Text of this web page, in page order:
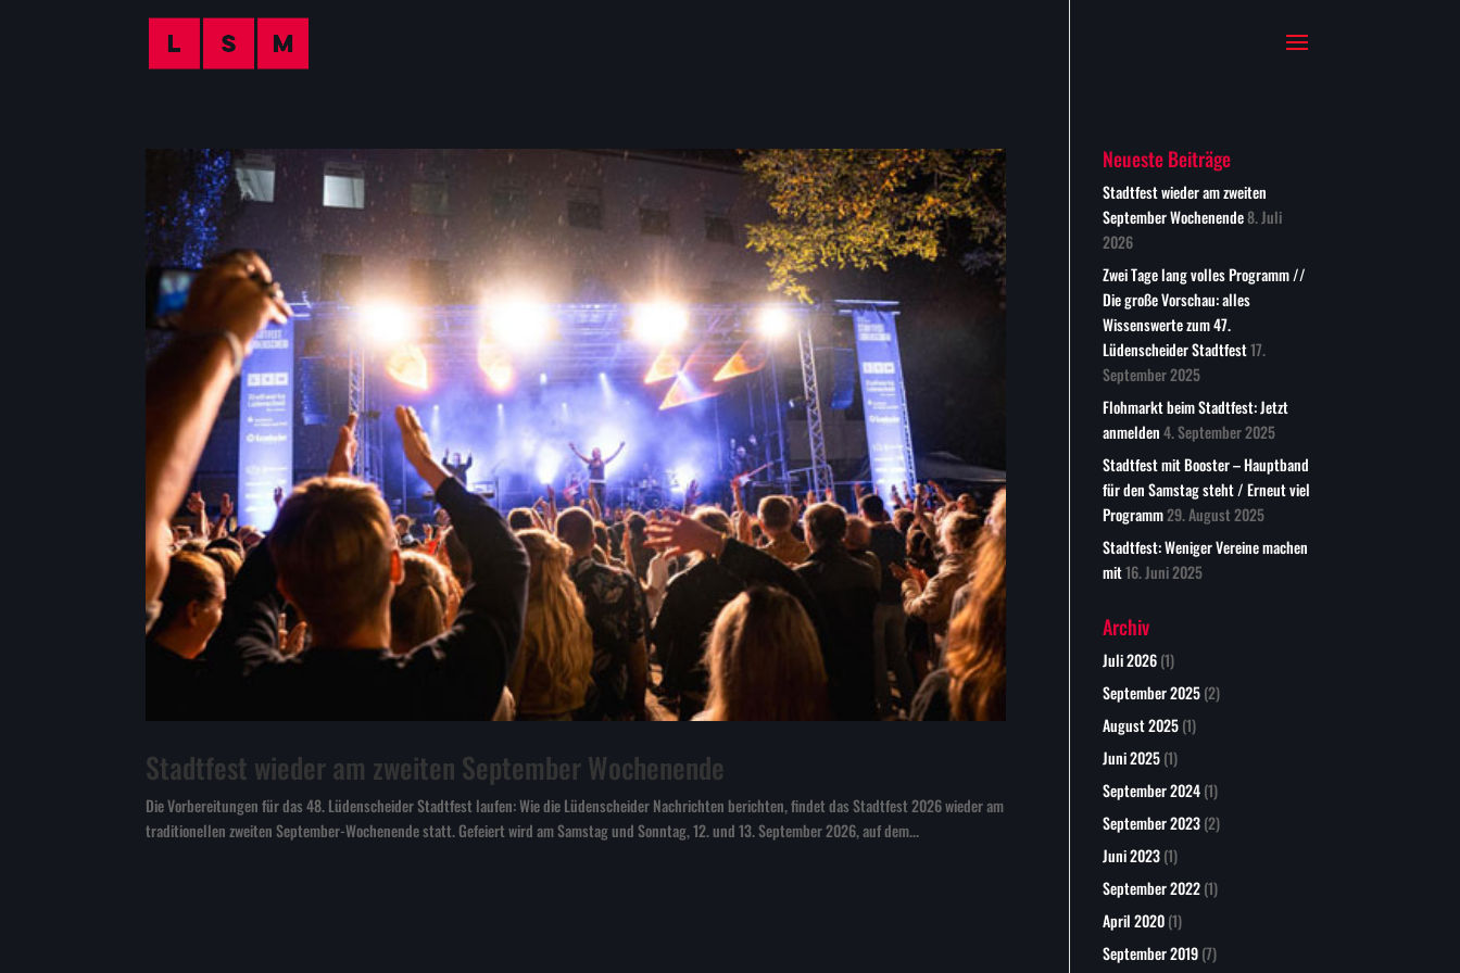
Stadtfest wieder am zweiten September Wochenende
Die Vorbereitungen für das 48. Lüdenscheider Stadtfest laufen: Wie die Lüdenscheider Nachrichten berichten, findet das Stadtfest 2026 wieder am
traditionellen zweiten September-Wochenende statt. Gefeiert wird am Samstag und Sonntag, 12. und 13. September 2026, auf dem...
Neueste Beiträge
Stadtfest wieder am zweiten
September Wochenende8. Juli
2026
Zwei Tage lang volles Programm //
Die große Vorschau: alles
Wissenswerte zum 47.
Lüdenscheider Stadtfest17.
September 2025
Flohmarkt beim Stadtfest: Jetzt
anmelden4. September 2025
Stadtfest mit Booster – Hauptband
für den Samstag steht / Erneut viel
Programm29. August 2025
Stadtfest: Weniger Vereine machen
mit16. Juni 2025
Archiv
Juli 2026(1)
September 2025(2)
August 2025(1)
Juni 2025(1)
September 2024(1)
September 2023(2)
Juni 2023(1)
September 2022(1)
April 2020(1)
September 2019(7)